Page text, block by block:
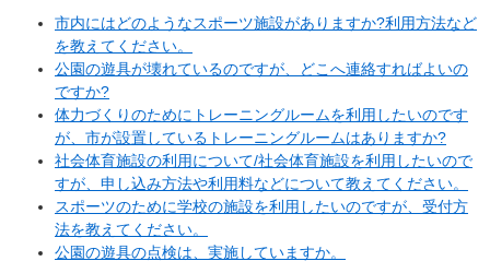
市内にはどのようなスポーツ施設がありますか?利用方法など
を教えてください。
公園の遊具が壊れているのですが、どこへ連絡すればよいの
ですか?
体力づくりのためにトレーニングルームを利用したいのです
が、市が設置しているトレーニングルームはありますか?
社会体育施設の利用について/社会体育施設を利用したいので
すが、申し込み方法や利用料などについて教えてください。
スポーツのために学校の施設を利用したいのですが、受付方
法を教えてください。
公園の遊具の点検は、実施していますか。